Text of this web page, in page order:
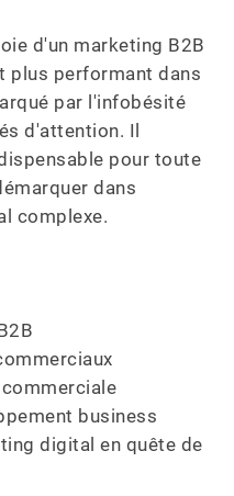
d'un marketing B2B
plus performant dans
par l'infobésité
d'attention. Il
pour toute
dans
complexe.
business
digital en quête de